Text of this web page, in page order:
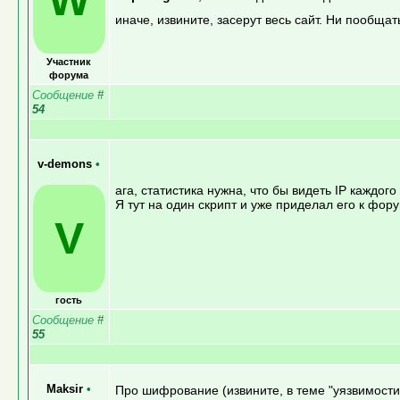
Участник
форума
иначе, извините, засерут весь сайт. Ни
Сообщение #
54
v-demons •
V
гость
ага, статистика нужна, что бы видеть IP
Я тут на один скрипт и уже приделал его к
Сообщение #
55
Maksir •
Про шифрование (извините, в теме